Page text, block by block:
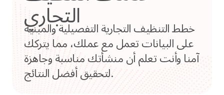
التجاري
خطط التنظيف التجارية التفصيلية والمبنية
على البيانات تعمل مع عملك، مما يتركك
آمنا وأنت تعلم أن منشأتك مناسبة وجاهزة
لتحقيق أفضل النتائج.